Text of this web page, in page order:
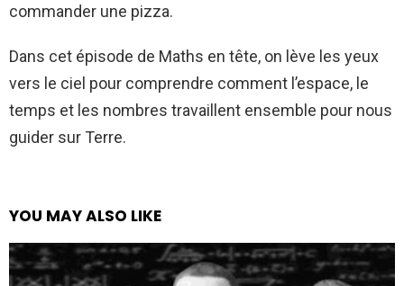
commander une pizza.
Dans cet épisode de Maths en tête, on lève les yeux
vers le ciel pour comprendre comment l’espace, le
temps et les nombres travaillent ensemble pour nous
guider sur Terre.
YOU MAY ALSO LIKE